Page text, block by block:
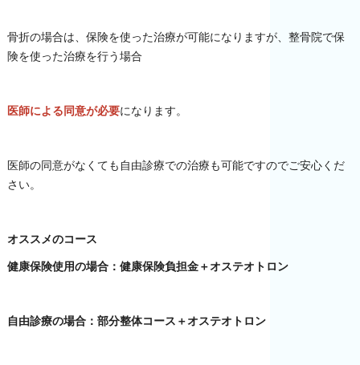
骨折の場合は、保険を使った治療が可能になりますが、整骨院で保
険を使った治療を行う場合
医師による同意が必要になります。
医師の同意がなくても自由診療での治療も可能ですのでご安心くだ
さい。
オススメのコース
健康保険使用の場合：健康保険負担金＋オステオトロン
自由診療の場合：部分整体コース＋オステオトロン